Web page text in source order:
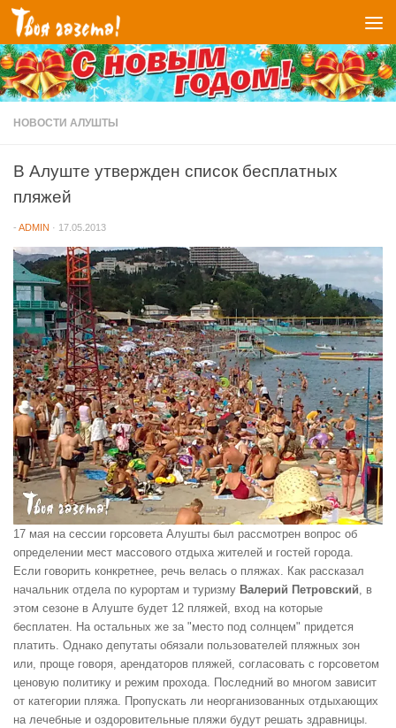
Перейти к содержимому
НОВОСТИ АЛУШТЫ
В Алуште утвержден список бесплатных
пляжей
- ADMIN · 17.05.2013
17 мая на сессии горсовета Алушты был рассмотрен вопрос об
определении мест массового отдыха жителей и гостей города.
Если говорить конкретнее, речь велась о пляжах. Как рассказал
начальник отдела по курортам и туризму Валерий Петровский, в
этом сезоне в Алуште будет 12 пляжей, вход на которые
бесплатен. На остальных же за "место под солнцем" придется
платить. Однако депутаты обязали пользователей пляжных зон
или, проще говоря, арендаторов пляжей, согласовать с горсоветом
ценовую политику и режим прохода. Последний во многом зависит
от категории пляжа. Пропускать ли неорганизованных отдыхающих
на лечебные и оздоровительные пляжи будут решать здравницы.